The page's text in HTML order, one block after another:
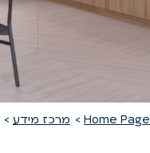
Home Page מרכז מידע